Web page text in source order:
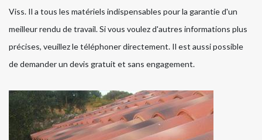
Viss. Il a tous les matériels indispensables pour la garantie d'un
meilleur rendu de travail. Si vous voulez d'autres informations plus
précises, veuillez le téléphoner directement. Il est aussi possible
de demander un devis gratuit et sans engagement.